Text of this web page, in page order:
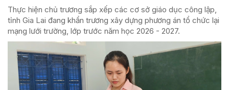
Thực hiện chủ trương sắp xếp các cơ sở giáo dục công lập,
tỉnh Gia Lai đang khẩn trương xây dựng phương án tổ chức lại
mạng lưới trường, lớp trước năm học 2026 - 2027.